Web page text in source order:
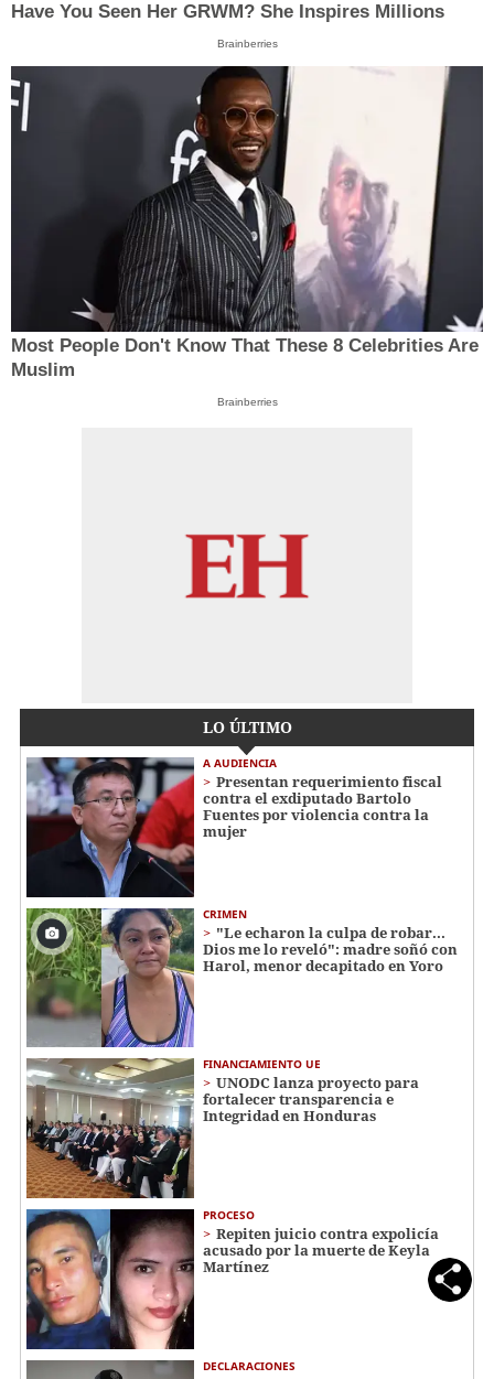
Have You Seen Her GRWM? She Inspires Millions
Brainberries
Most People Don't Know That These 8 Celebrities Are
Muslim
Brainberries
LO ÚLTIMO
A AUDIENCIA
Presentan requerimiento fiscal
contra el exdiputado Bartolo
Fuentes por violencia contra la
mujer
CRIMEN
"Le echaron la culpa de robar...
Dios me lo reveló": madre soñó con
Harol, menor decapitado en Yoro
FINANCIAMIENTO UE
UNODC lanza proyecto para
fortalecer transparencia e
Integridad en Honduras
PROCESO
Repiten juicio contra expolicía
acusado por la muerte de Keyla
Martínez
DECLARACIONES